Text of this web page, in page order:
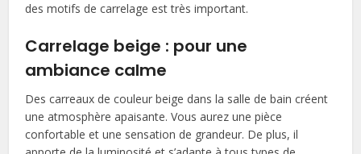
des motifs de carrelage est très important.
Carrelage beige : pour une
ambiance calme
Des carreaux de couleur beige dans la salle de bain créent
une atmosphère apaisante. Vous aurez une pièce
confortable et une sensation de grandeur. De plus, il